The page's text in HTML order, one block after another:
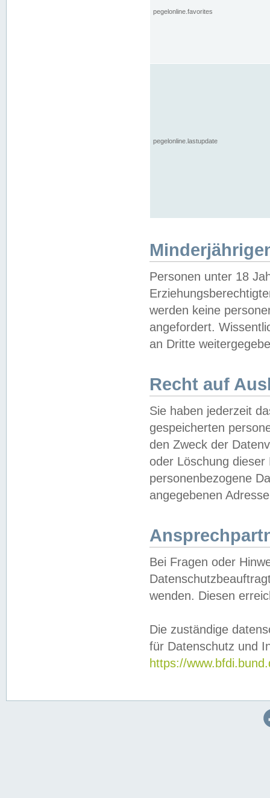
pegelonline.favorites
pegelonline.lastupdate
Personen unter 18
werden keine
angefordert.
an Dritte
Recht auf
Sie haben jederzeit
gespeicherten
den Zweck der
oder Löschung
personenbezogene
angegebenen
Bei Fragen oder
wenden. Diesen
Die zuständige
für Datenschutz und
https://